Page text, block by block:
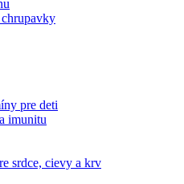
pre deti
imunitu
srdce, cievy a krv